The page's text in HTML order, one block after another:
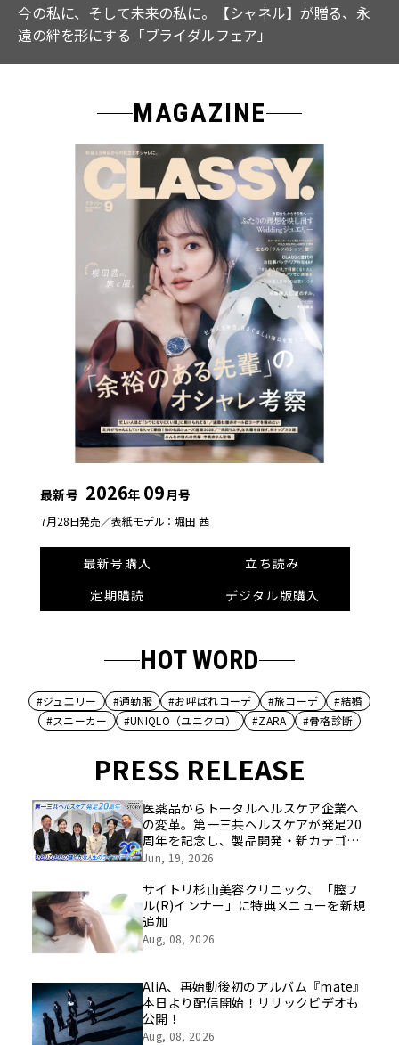
今の私に、そして未来の私に。【シャネル】が贈る、永
遠の絆を形にする「ブライダルフェア」
MAGAZINE
最新号 2026年 09月号
7月28日発売／表紙モデル：堀田 茜
最新号購入
立ち読み
定期購読
デジタル版購入
HOT WORD
#ジュエリー #通勤服 #お呼ばれコーデ #旅コーデ
#結婚
#スニーカー
#UNIQLO（ユニクロ） #ZARA #骨格診断
PRESS RELEASE
医薬品からトータルヘルスケア企業へ
の変革。第一三共ヘルスケアが発足20
周年を記念し、製品開発・新カテゴリ
挑戦の舞台や旧社統合時のエピソード
像を公開！
Jun, 19, 2026
サイトリ杉山美容クリニック、「膣フ
ル(R)インナー」に特典メニューを新規
追加
Aug, 08, 2026
AliA、再始動後初のアルバム『mate』
本日より配信開始！リリックビデオも
公開！
Aug, 08, 2026